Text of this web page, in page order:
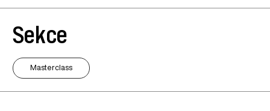
Sekce
Masterclass